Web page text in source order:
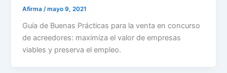
Afirma/mayo 9, 2021
Guía de Buenas Prácticas para la venta en concurso
de acreedores: maximiza el valor de empresas
viables y preserva el empleo.